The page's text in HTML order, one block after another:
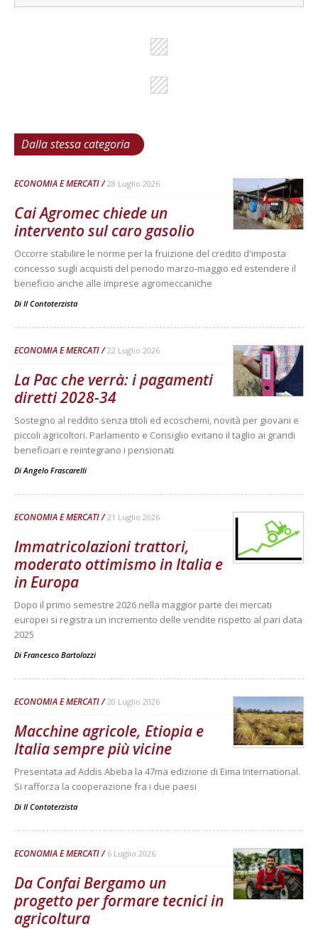
Dalla stessa categoria
ECONOMIA E MERCATI 28 Luglio 2026
Cai Agromec chiede un
intervento sul caro gasolio
Occorre stabilire le norme per la fruizione del credito d'imposta
concesso sugli acquisti del periodo marzo-maggio ed estendere il
beneficio anche alle imprese agromeccaniche
Di Il Contoterzista
ECONOMIA E MERCATI 22 Luglio 2026
La Pac che verrà: i pagamenti
diretti 2028-34
Sostegno al reddito senza titoli ed ecoschemi, novità per giovani e
piccoli agricoltori. Parlamento e Consiglio evitano il taglio ai grandi
beneficiari e reintegrano i pensionati
Di Angelo Frascarelli
ECONOMIA E MERCATI 21 Luglio 2026
Immatricolazioni trattori,
moderato ottimismo in Italia e
in Europa
Dopo il primo semestre 2026 nella maggior parte dei mercati
europei si registra un incremento delle vendite rispetto al pari data
2025
Di Francesco Bartolozzi
ECONOMIA E MERCATI 20 Luglio 2026
Macchine agricole, Etiopia e
Italia sempre più vicine
Presentata ad Addis Abeba la 47ma edizione di Eima International.
Si rafforza la cooperazione fra i due paesi
Di Il Contoterzista
ECONOMIA E MERCATI 6 Luglio 2026
Da Confai Bergamo un
progetto per formare tecnici in
agricoltura